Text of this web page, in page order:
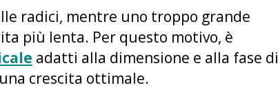
radici, mentre uno troppo grande
più lenta. Per questo motivo, è
adatti alla dimensione e alla fase di
crescita ottimale.